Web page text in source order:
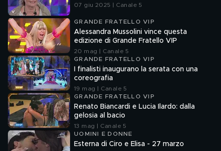
07 giu 2025 | Canale 5
GRANDE FRATELLO VIP
Alessandra Mussolini vince questa
edizione di Grande Fratello VIP
20 mag | Canale 5
GRANDE FRATELLO VIP
I finalisti inaugurano la serata con una
coreografia
19 mag | Canale 5
GRANDE FRATELLO VIP
Renato Biancardi e Lucia Ilardo: dalla
gelosia al bacio
13 mag | Canale 5
UOMINI E DONNE
Esterna di Ciro e Elisa - 27 marzo